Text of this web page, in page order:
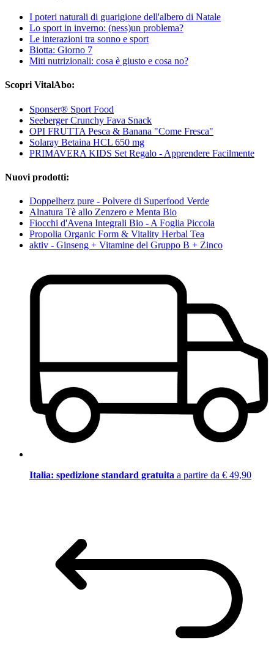
I poteri naturali di guarigione dell'albero di Natale
Lo sport in inverno: (ness)un problema?
Le interazioni tra sonno e sport
Biotta: Giorno 7
Miti nutrizionali: cosa è giusto e cosa no?
Scopri VitalAbo:
Sponser® Sport Food
Seeberger Crunchy Fava Snack
OPI FRUTTA Pesca & Banana "Come Fresca"
Solaray Betaina HCL 650 mg
PRIMAVERA KIDS Set Regalo - Apprendere Facilmente
Nuovi prodotti:
Doppelherz pure - Polvere di Superfood Verde
Alnatura Tè allo Zenzero e Menta Bio
Fiocchi d'Avena Integrali Bio - A Foglia Piccola
Propolia Organic Form & Vitality Herbal Tea
aktiv - Ginseng + Vitamine del Gruppo B + Zinco
Italia: spedizione standard gratuita a partire da € 49,90